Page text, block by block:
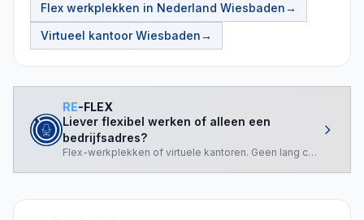
Flex werkplekken in Nederland Wiesbaden→
Virtueel kantoor Wiesbaden→
RE-FLEX
Liever flexibel werken of alleen een
bedrijfsadres?
Flex-werkplekken of virtuele kantoren. Geen lang contract